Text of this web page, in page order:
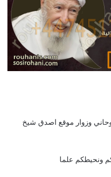
وزوار موقع اصدق شيخ
ونحيطكم علما